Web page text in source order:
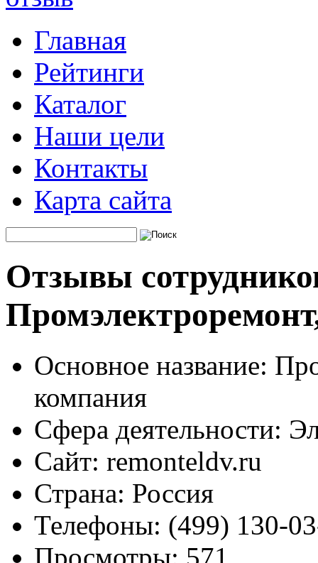
Главная
Рейтинги
Каталог
Наши цели
Контакты
Карта сайта
Отзывы
Основное название:
компания
Сфера деятельности:
Сайт: remonteldv.ru
Страна: Россия
Телефоны: (499) 130-
Просмотры: 571